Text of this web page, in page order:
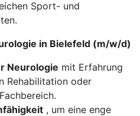
Sport- und
in Bielefeld (m/w/d)
Neurologie mit Erfahrung
Rehabilitation oder
, um eine enge